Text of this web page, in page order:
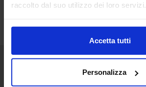
raccolto dal suo utilizzo dei loro servizi.
Accetta tutti
Personalizza
Senaf srl